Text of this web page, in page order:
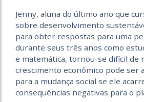
Jenny, aluna do último ano que
sobre desenvolvimento
para obter respostas para uma
durante seus três anos como
e matemática, tornou-se difícil de
crescimento econômico pode ser
para a mudança social se ele
consequências negativas para o